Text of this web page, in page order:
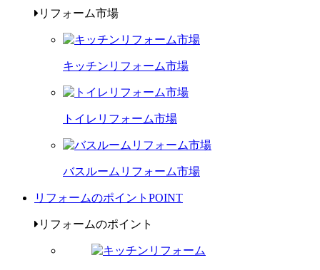
リフォーム市場
キッチンリフォーム市場
トイレリフォーム市場
バスルームリフォーム市場
リフォームのポイント POINT
リフォームのポイント